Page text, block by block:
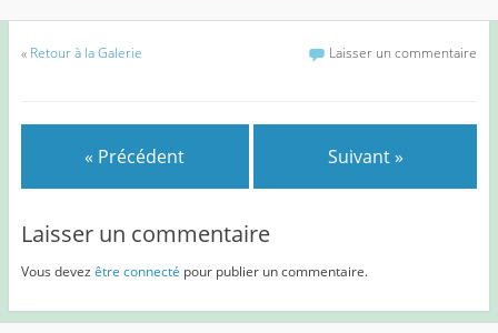
« Retour à la Galerie Laisser un commentaire
« Précédent Suivant »
Laisser un commentaire
Vous devez être connecté pour publier un commentaire.